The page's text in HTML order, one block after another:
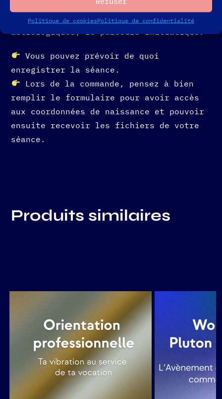
Politique de cookiesPolitique de confidentialité
Quel que soit le thème, nous pouvons
suivre, selon différentes méthodologies
astrologiques, le parcours initiatique.
Vous pouvez prévoir de quoi
enregistrer la séance.
Lors de la commande, pensez à bien
remplir le formulaire pour avoir accès
aux coordonnées de naissance et pouvoir
ensuite recevoir les fichiers de votre
séance.
Produits similaires